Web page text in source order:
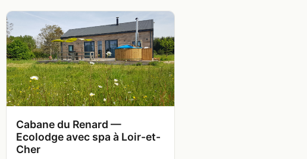
Cabane du Renard —
Ecolodge avec spa à Loir-et-
Cher